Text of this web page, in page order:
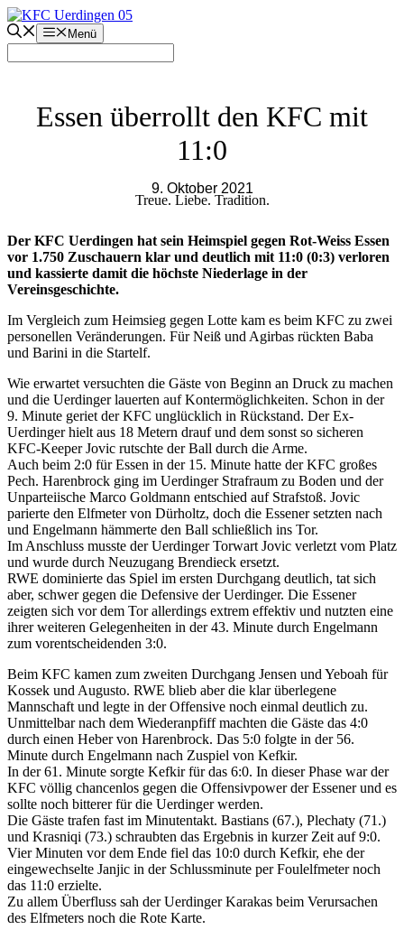
Zum
Inhalt
springen
Menü
Essen überrollt den KFC mit
11:0
9. Oktober 2021
Treue. Liebe. Tradition.
Der KFC Uerdingen hat sein Heimspiel gegen Rot-Weiss Essen
vor 1.750 Zuschauern klar und deutlich mit 11:0 (0:3) verloren
und kassierte damit die höchste Niederlage in der
Vereinsgeschichte.
Im Vergleich zum Heimsieg gegen Lotte kam es beim KFC zu zwei
personellen Veränderungen. Für Neiß und Agirbas rückten Baba
und Barini in die Startelf.
Wie erwartet versuchten die Gäste von Beginn an Druck zu machen
und die Uerdinger lauerten auf Kontermöglichkeiten. Schon in der
9. Minute geriet der KFC unglücklich in Rückstand. Der Ex-
Uerdinger hielt aus 18 Metern drauf und dem sonst so sicheren
KFC-Keeper Jovic rutschte der Ball durch die Arme.
Auch beim 2:0 für Essen in der 15. Minute hatte der KFC großes
Pech. Harenbrock ging im Uerdinger Strafraum zu Boden und der
Unparteiische Marco Goldmann entschied auf Strafstoß. Jovic
parierte den Elfmeter von Dürholtz, doch die Essener setzten nach
und Engelmann hämmerte den Ball schließlich ins Tor.
Im Anschluss musste der Uerdinger Torwart Jovic verletzt vom Platz
und wurde durch Neuzugang Brendieck ersetzt.
RWE dominierte das Spiel im ersten Durchgang deutlich, tat sich
aber, schwer gegen die Defensive der Uerdinger. Die Essener
zeigten sich vor dem Tor allerdings extrem effektiv und nutzten eine
ihrer weiteren Gelegenheiten in der 43. Minute durch Engelmann
zum vorentscheidenden 3:0.
Beim KFC kamen zum zweiten Durchgang Jensen und Yeboah für
Kossek und Augusto. RWE blieb aber die klar überlegene
Mannschaft und legte in der Offensive noch einmal deutlich zu.
Unmittelbar nach dem Wiederanpfiff machten die Gäste das 4:0
durch einen Heber von Harenbrock. Das 5:0 folgte in der 56.
Minute durch Engelmann nach Zuspiel von Kefkir.
In der 61. Minute sorgte Kefkir für das 6:0. In dieser Phase war der
KFC völlig chancenlos gegen die Offensivpower der Essener und es
sollte noch bitterer für die Uerdinger werden.
Die Gäste trafen fast im Minutentakt. Bastians (67.), Plechaty (71.)
und Krasniqi (73.) schraubten das Ergebnis in kurzer Zeit auf 9:0.
Vier Minuten vor dem Ende fiel das 10:0 durch Kefkir, ehe der
eingewechselte Janjic in der Schlussminute per Foulelfmeter noch
das 11:0 erzielte.
Zu allem Überfluss sah der Uerdinger Karakas beim Verursachen
des Elfmeters noch die Rote Karte.